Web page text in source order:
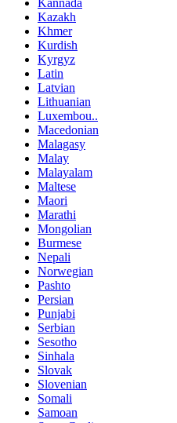
Kannada
Kazakh
Khmer
Kurdish
Kyrgyz
Latin
Latvian
Lithuanian
Luxembou..
Macedonian
Malagasy
Malay
Malayalam
Maltese
Maori
Marathi
Mongolian
Burmese
Nepali
Norwegian
Pashto
Persian
Punjabi
Serbian
Sesotho
Sinhala
Slovak
Slovenian
Somali
Samoan